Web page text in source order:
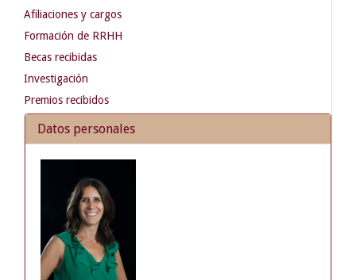
Afiliaciones y cargos
Formación de RRHH
Becas recibidas
Investigación
Premios recibidos
Datos personales